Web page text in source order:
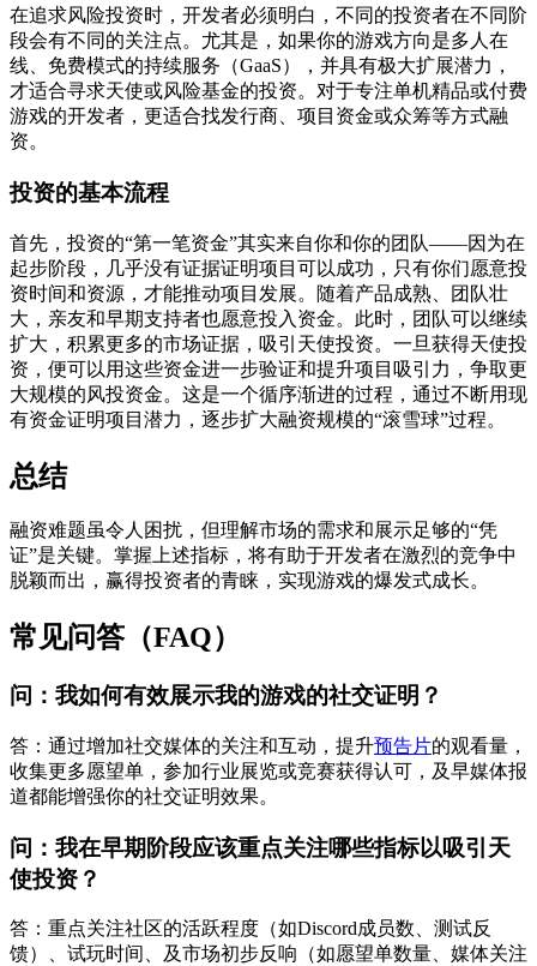
在追求风险投资时，开发者必须明白，不同的投资者在不同阶
段会有不同的关注点。尤其是，如果你的游戏方向是多人在
线、免费模式的持续服务（GaaS），并具有极大扩展潜力，
才适合寻求天使或风险基金的投资。对于专注单机精品或付费
游戏的开发者，更适合找发行商、项目资金或众筹等方式融
资。
投资的基本流程
首先，投资的“第一笔资金”其实来自你和你的团队——因为在
起步阶段，几乎没有证据证明项目可以成功，只有你们愿意投
资时间和资源，才能推动项目发展。随着产品成熟、团队壮
大，亲友和早期支持者也愿意投入资金。此时，团队可以继续
扩大，积累更多的市场证据，吸引天使投资。一旦获得天使投
资，便可以用这些资金进一步验证和提升项目吸引力，争取更
大规模的风投资金。这是一个循序渐进的过程，通过不断用现
有资金证明项目潜力，逐步扩大融资规模的“滚雪球”过程。
总结
融资难题虽令人困扰，但理解市场的需求和展示足够的“凭
证”是关键。掌握上述指标，将有助于开发者在激烈的竞争中
脱颖而出，赢得投资者的青睐，实现游戏的爆发式成长。
常见问答（FAQ）
问：我如何有效展示我的游戏的社交证明？
答：通过增加社交媒体的关注和互动，提升预告片的观看量，
收集更多愿望单，参加行业展览或竞赛获得认可，及早媒体报
道都能增强你的社交证明效果。
问：我在早期阶段应该重点关注哪些指标以吸引天
使投资？
答：重点关注社区的活跃程度（如Discord成员数、测试反
馈）、试玩时间、及市场初步反响（如愿望单数量、媒体关注